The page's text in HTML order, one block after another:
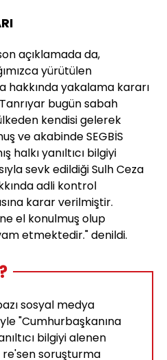
açıklamada da,
yürütülen
hakkında yakalama kararı
bugün sabah
kendisi gelerek
ve akabinde SEGBİS
halkı yanıltıcı bilgiyi
sevk edildiği Sulh Ceza
adli kontrol
karar verilmiştir.
el konulmuş olup
etmektedir." denildi.
sosyal medya
"Cumhurbaşkanına
bilgiyi alenen
re'sen soruşturma